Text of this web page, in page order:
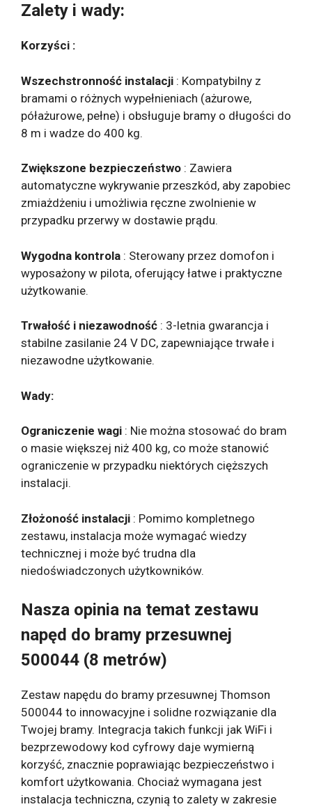
Zalety i wady:
Korzyści :
Wszechstronność instalacji : Kompatybilny z
bramami o różnych wypełnieniach (ażurowe,
półażurowe, pełne) i obsługuje bramy o długości do
8 m i wadze do 400 kg.
Zwiększone bezpieczeństwo : Zawiera
automatyczne wykrywanie przeszkód, aby zapobiec
zmiażdżeniu i umożliwia ręczne zwolnienie w
przypadku przerwy w dostawie prądu.
Wygodna kontrola : Sterowany przez domofon i
wyposażony w pilota, oferujący łatwe i praktyczne
użytkowanie.
Trwałość i niezawodność : 3-letnia gwarancja i
stabilne zasilanie 24 V DC, zapewniające trwałe i
niezawodne użytkowanie.
Wady:
Ograniczenie wagi : Nie można stosować do bram
o masie większej niż 400 kg, co może stanowić
ograniczenie w przypadku niektórych cięższych
instalacji.
Złożoność instalacji : Pomimo kompletnego
zestawu, instalacja może wymagać wiedzy
technicznej i może być trudna dla
niedoświadczonych użytkowników.
Nasza opinia na temat zestawu
napęd do bramy przesuwnej
500044 (8 metrów)
Zestaw napędu do bramy przesuwnej Thomson
500044 to innowacyjne i solidne rozwiązanie dla
Twojej bramy. Integracja takich funkcji jak WiFi i
bezprzewodowy kod cyfrowy daje wymierną
korzyść, znacznie poprawiając bezpieczeństwo i
komfort użytkowania. Chociaż wymagana jest
instalacja techniczna, czynią to zalety w zakresie